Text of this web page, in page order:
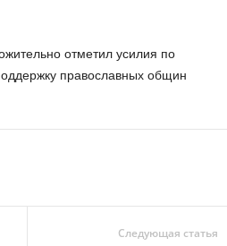
отметил усилия по
православных общин
Следующая статья